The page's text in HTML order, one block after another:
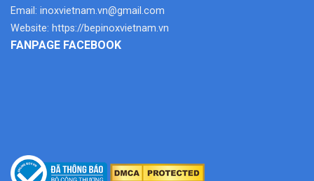
Email: inoxvietnam.vn@gmail.com
Website: https://bepinoxvietnam.vn
FANPAGE FACEBOOK